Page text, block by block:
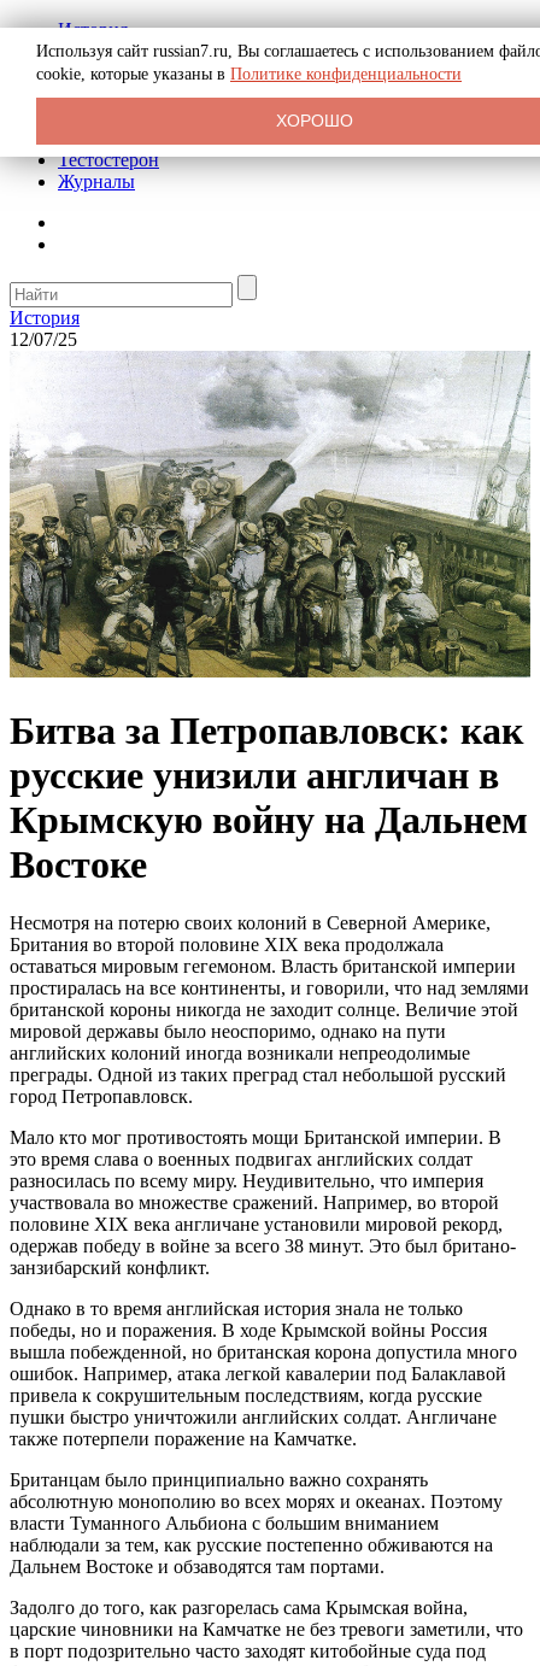
История
Биография
Криминал
Реклама на сайте
Тестостерон
Журналы
История
12/07/25
Битва за Петропавловск: как
русские унизили англичан в
Крымскую войну на Дальнем
Востоке
Несмотря на потерю своих колоний в Северной Америке,
Британия во второй половине XIX века продолжала
оставаться мировым гегемоном. Власть британской империи
простиралась на все континенты, и говорили, что над землями
британской короны никогда не заходит солнце. Величие этой
мировой державы было неоспоримо, однако на пути
английских колоний иногда возникали непреодолимые
преграды. Одной из таких преград стал небольшой русский
город Петропавловск.
Мало кто мог противостоять мощи Британской империи. В
это время слава о военных подвигах английских солдат
разносилась по всему миру. Неудивительно, что империя
участвовала во множестве сражений. Например, во второй
половине XIX века англичане установили мировой рекорд,
одержав победу в войне за всего 38 минут. Это был британо-
занзибарский конфликт.
Однако в то время английская история знала не только
победы, но и поражения. В ходе Крымской войны Россия
вышла побежденной, но британская корона допустила много
ошибок. Например, атака легкой кавалерии под Балаклавой
привела к сокрушительным последствиям, когда русские
пушки быстро уничтожили английских солдат. Англичане
также потерпели поражение на Камчатке.
Британцам было принципиально важно сохранять
абсолютную монополию во всех морях и океанах. Поэтому
власти Туманного Альбиона с большим вниманием
наблюдали за тем, как русские постепенно обживаются на
Дальнем Востоке и обзаводятся там портами.
Задолго до того, как разгорелась сама Крымская война,
царские чиновники на Камчатке не без тревоги заметили, что
в порт подозрительно часто заходят китобойные суда под
Используя сайт russian7.ru, Вы соглашаетесь с использованием
cookie, которые указаны в Политике конфиденциальности
ХОРОШО